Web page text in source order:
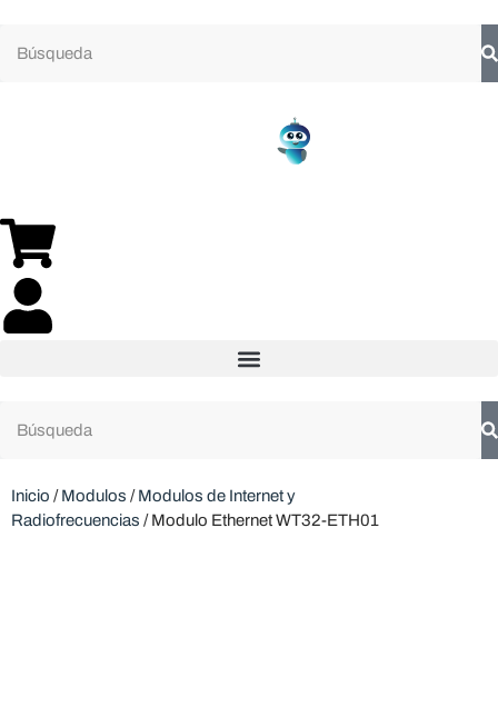
Inicio /Modulos /Modulos de Internet y
Radiofrecuencias / Modulo Ethernet WT32-ETH01